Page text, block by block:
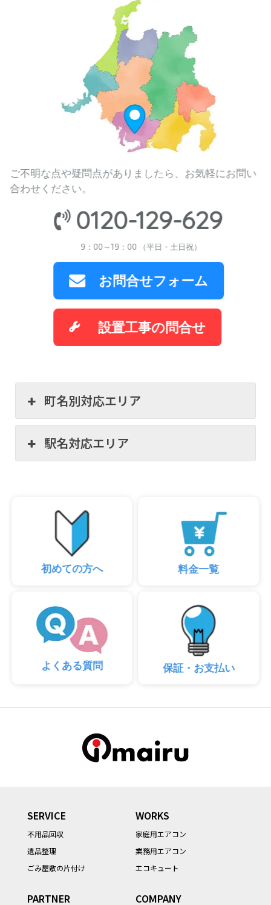
ご不明な点や疑問点がありましたら、お気軽にお問い
合わせください。
0120-129-629
9：00～19：00 （平日・土日祝）
お問合せフォーム
設置工事の問合せ
町名別対応エリア
駅名対応エリア
初めての方へ 料金一覧
よくある質問 保証・お支払い
SERVICE
不用品回収
遺品整理
ごみ屋敷の片付け
WORKS
家庭用エアコン
業務用エアコン
エコキュート
PARTNER COMPANY